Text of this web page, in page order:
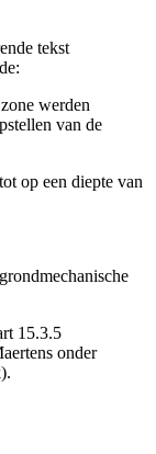
tekst
werden
van de
op een diepte van
15.3.5
onder